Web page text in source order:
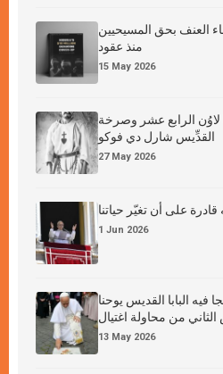
العنف بحق المسيحيين
منذ عقود
15 May 2026
لاوُن الرابع عشر وصرخة
القدِّيس شارل دي فوكو
27 May 2026
قادرة على أن تغيّر حياتنا
1 Jun 2026
فيه البابا القديس يوحنا
من محاولة اغتيال
13 May 2026